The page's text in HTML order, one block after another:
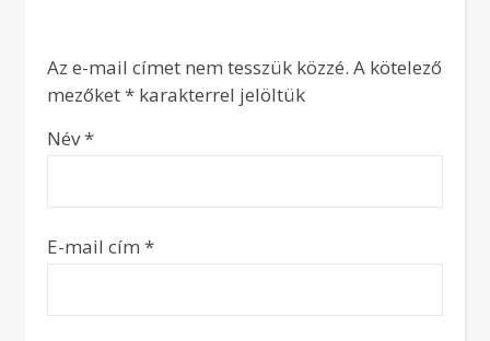
Az e-mail címet nem tesszük közzé. A kötelező
mezőket* karakterrel jelöltük
Név*
E-mail cím *